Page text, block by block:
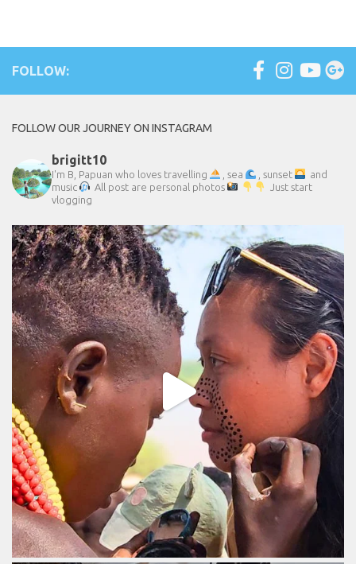
FOLLOW:
FOLLOW OUR JOURNEY ON INSTAGRAM
brigitt10
I'm B, Papuan who loves travelling , sea , sunset
and
music
All post are personal photos
Just start
vlogging